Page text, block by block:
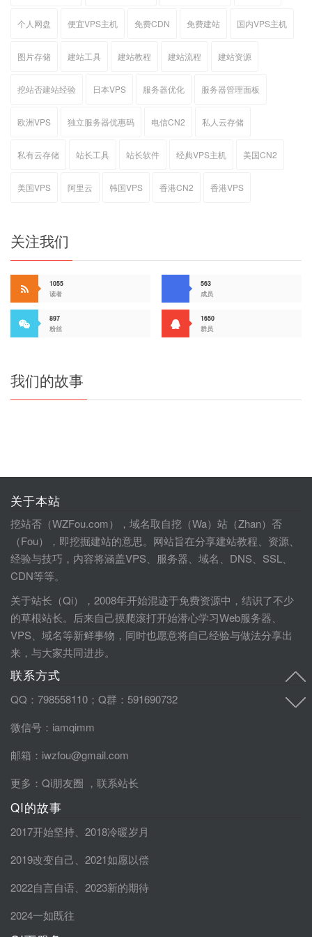
个人网盘 便宜VPS主机 免费CDN 免费建站 国内VPS主机
图片存储 建站工具 建站教程 建站流程 建站资源
挖站否建站经验 日本VPS 服务器优化 服务器管理面板
欧洲VPS 独立服务器优惠码 电信CN2 私人云存储
私有云存储 站长工具 站长软件 经典VPS主机 美国CN2
美国VPS 阿里云 韩国VPS 香港CN2 香港VPS
关注我们
1055
读者
563
成员
897
粉丝
1650
群员
我们的故事
关于本站
挖站否（WZFou.com），域名取自挖（Wa）站（Zhan）否
（Fou），即挖掘建站的意思。网站旨在分享建站教程、资源、
经验与技巧，内容将涵盖VPS、服务器、域名、DNS、SSL、
CDN等等。
关于站长（Qi），2008年开始混迹于免费资源中，结识了不少
的草根站长。后来自己摸爬滚打开始潜心学习Web服务器、
VPS、域名等新鲜事物，同时也愿意将自己经验与做法分享出
来，与大家共同进步。
联系方式
QQ：798558110；Q群：591690732
微信号：iamqimm
邮箱：iwzfou@gmail.com
更多： Qi朋友圈 ， 联系站长
QI的故事
2017开始坚持
2018冷暖岁月
2019改变自己
2021如愿以偿
2022自言自语
2023新的期待
2024一如既往